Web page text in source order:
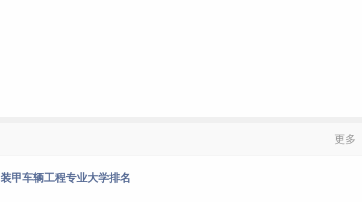
更多
装甲车辆工程专业大学排名